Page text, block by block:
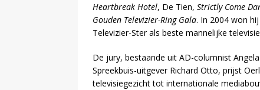
Heartbreak Hotel, De Tien, Strictly Come
Gouden Televizier-Ring Gala. In 2004 won
Televizier-Ster als beste mannelijke
De jury, bestaande uit AD-columnist
Spreekbuis-uitgever Richard Otto, prijst
televisiegezicht tot internationale